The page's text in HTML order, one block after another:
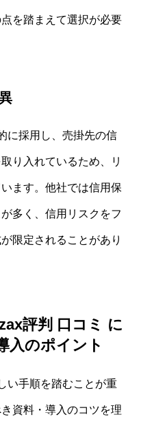
を踏まえて選択が必要
に採用し、売掛先の信
り入れているため、リ
ます。他社では信用保
多く、信用リスクをフ
限定されることがあり
評判 口コミ に
入のポイント
い手順を踏むことが重
資料・導入のコツを理